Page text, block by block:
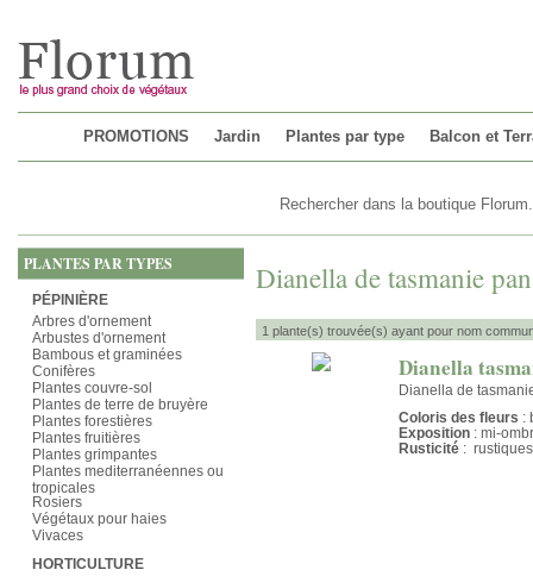
PROMOTIONS Jardin Plantes par type Balcon et
PLANTES PAR TYPES
PÉPINIÈRE
Arbres d'ornement
Arbustes d'ornement
Bambous et graminées
Conifères
Plantes couvre-sol
Plantes de terre de bruyère
Plantes forestières
Plantes fruitières
Plantes grimpantes
Plantes mediterranéennes ou
tropicales
Rosiers
Végétaux pour haies
Vivaces
HORTICULTURE
Dianella de tasmanie
1 plante(s) trouvée(s) ayant pour nom
Dianella
Dianella de
Coloris des fleurs :
Exposition : mi-
Rusticité :